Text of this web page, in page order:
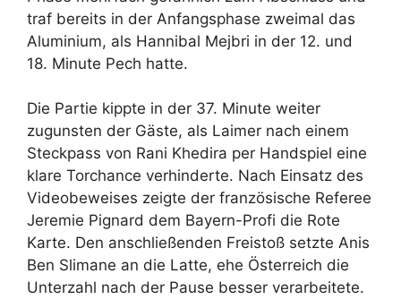
traf bereits in der Anfangsphase zweimal das
Aluminium, als Hannibal Mejbri in der 12. und
18. Minute Pech hatte.
Die Partie kippte in der 37. Minute weiter
zugunsten der Gäste, als Laimer nach einem
Steckpass von Rani Khedira per Handspiel eine
klare Torchance verhinderte. Nach Einsatz des
Videobeweises zeigte der französische Referee
Jeremie Pignard dem Bayern-Profi die Rote
Karte. Den anschließenden Freistoß setzte Anis
Ben Slimane an die Latte, ehe Österreich die
Unterzahl nach der Pause besser verarbeitete.